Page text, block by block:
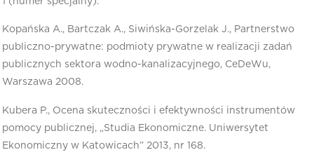
Kopańska A., Bartczak A., Siwińska-Gorzelak J., Partnerstwo
publiczno-prywatne: podmioty prywatne w realizacji zadań
publicznych sektora wodno-kanalizacyjnego, CeDeWu,
Warszawa 2008.
Kubera P., Ocena skuteczności i efektywności instrumentów
pomocy publicznej, „Studia Ekonomiczne. Uniwersytet
Ekonomiczny w Katowicach” 2013, nr 168.